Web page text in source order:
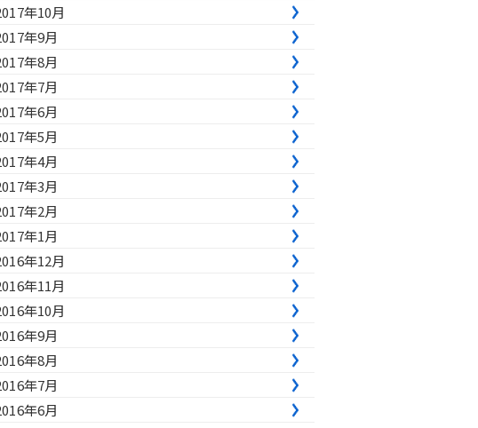
年10月
年9月
年8月
年7月
年6月
年5月
年4月
年3月
年2月
年1月
年12月
年11月
年10月
年9月
年8月
年7月
年6月